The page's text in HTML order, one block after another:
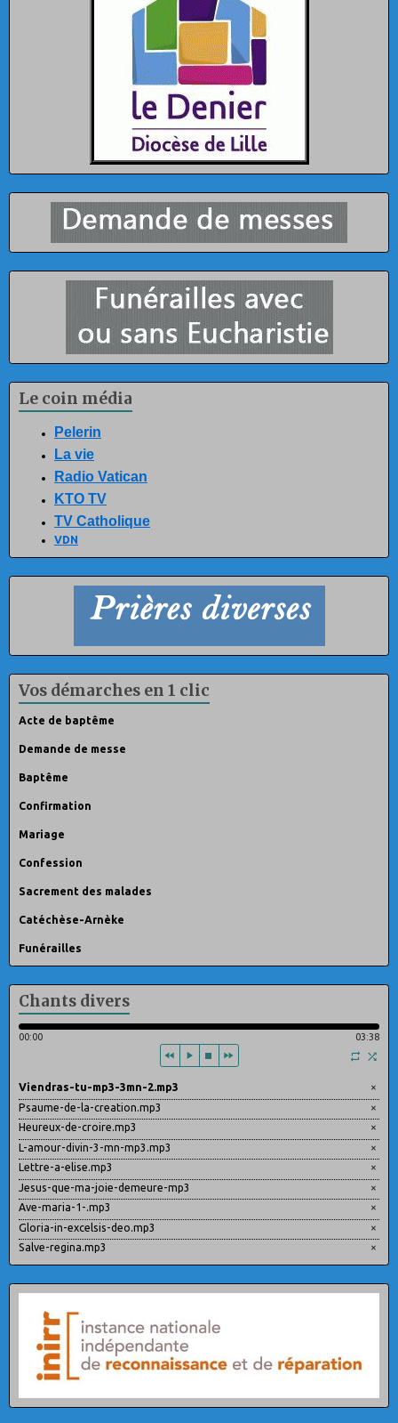
Le coin média
Pelerin
La vie
Radio Vatican
KTO TV
TV Catholique
VDN
Vos démarches en 1 clic
Acte de baptême
Demande de messe
Baptême
Confirmation
Mariage
Confession
Sacrement des malades
Catéchèse-Arnèke
Funérailles
Chants divers
00:00 03:38
×
Viendras-tu-mp3-3mn-2.mp3
×
Psaume-de-la-creation.mp3
×
Heureux-de-croire.mp3
×
L-amour-divin-3-mn-mp3.mp3
×
Lettre-a-elise.mp3
×
Jesus-que-ma-joie-demeure-mp3
×
Ave-maria-1-.mp3
×
Gloria-in-excelsis-deo.mp3
×
Salve-regina.mp3